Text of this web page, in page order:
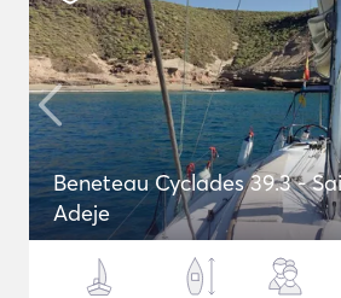
Beneteau Cyclades 39.3 -
Adeje